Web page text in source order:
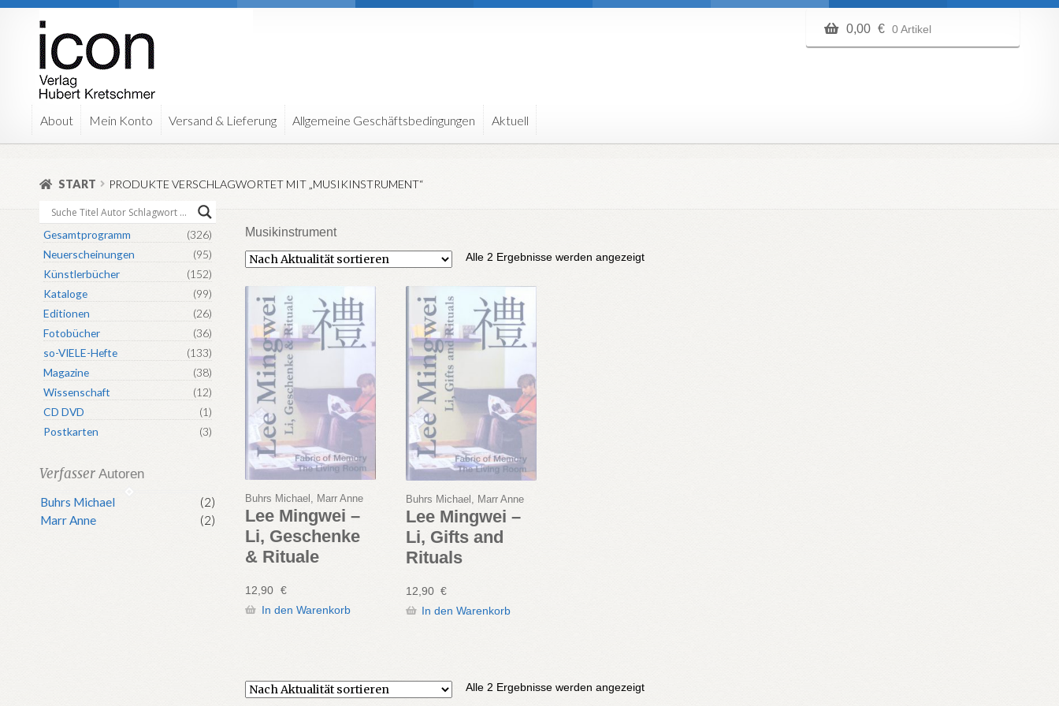
Zur
Navigation
springen
Zum
Inhalt
springen
0,00 € 0 Artikel
About Mein Konto Versand & Lieferung Allgemeine Geschäftsbedingungen Aktuell
START PRODUKTE VERSCHLAGWORTET MIT „MUSIKINSTRUMENT“
Musikinstrument
Alle 2 Ergebnisse werden angezeigtNach
Buhrs Michael, Marr Anne
Lee Mingwei –
Li, Geschenke
& Rituale
12,90 €
In den Warenkorb
Buhrs Michael, Marr Anne
Lee Mingwei –
Li, Gifts and
Rituals
12,90 €
In den Warenkorb
Alle 2 Ergebnisse werden angezeigtNach
Gesamtprogramm
(326)
Neuerscheinungen
(95)
Künstlerbücher
(152)
Kataloge
(99)
Editionen
(26)
Fotobücher
(36)
so-VIELE-Hefte
(133)
Magazine
(38)
Wissenschaft
(12)
CD DVD
(1)
Postkarten
(3)
Verfasser Autoren
Buhrs Michael
(2)
Marr Anne
(2)